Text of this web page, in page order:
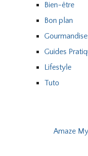
Bien-être
Bon plan
Guides
Lifestyle
Tuto
Amaze